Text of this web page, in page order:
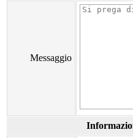
Messaggio